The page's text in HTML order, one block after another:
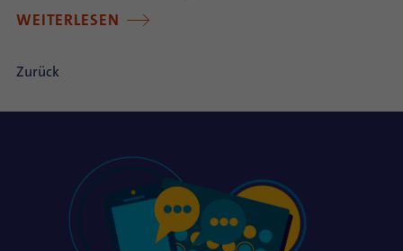
WEITERLESEN
Zurück